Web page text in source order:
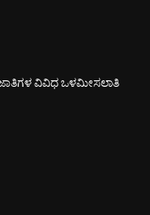
ಜಾತಿಗಳ ವಿವಿಧ ಒಳಮೀಸಲಾತಿ